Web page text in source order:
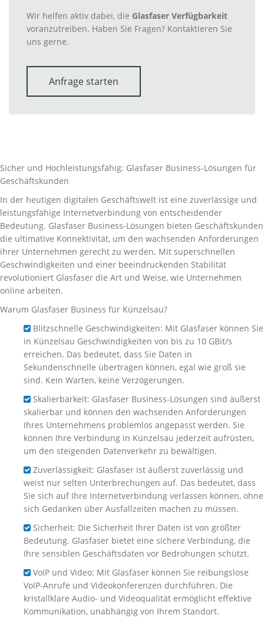
Wir helfen aktiv dabei, die Glasfaser Verfügbarkeit
voranzutreiben. Haben Sie Fragen? Kontaktieren Sie
uns gerne.
Anfrage starten
Sicher und Hochleistungsfähig: Glasfaser Business-Lösungen für
Geschäftskunden
In der heutigen digitalen Geschäftswelt ist eine zuverlässige und
leistungsfähige Internetverbindung von entscheidender
Bedeutung. Glasfaser Business-Lösungen bieten Geschäftskunden
die ultimative Konnektivität, um den wachsenden Anforderungen
ihrer Unternehmen gerecht zu werden. Mit superschnellen
Geschwindigkeiten und einer beeindruckenden Stabilität
revolutioniert Glasfaser die Art und Weise, wie Unternehmen
online arbeiten.
Warum Glasfaser Business für Künzelsau?
Blitzschnelle Geschwindigkeiten: Mit Glasfaser können Sie
in Künzelsau Geschwindigkeiten von bis zu 10 GBit/s
erreichen. Das bedeutet, dass Sie Daten in
Sekundenschnelle übertragen können, egal wie groß sie
sind. Kein Warten, keine Verzögerungen.
Skalierbarkeit: Glasfaser Business-Lösungen sind äußerst
skalierbar und können den wachsenden Anforderungen
Ihres Unternehmens problemlos angepasst werden. Sie
können Ihre Verbindung in Künzelsau jederzeit aufrüsten,
um den steigenden Datenverkehr zu bewältigen.
Zuverlässigkeit: Glasfaser ist äußerst zuverlässig und
weist nur selten Unterbrechungen auf. Das bedeutet, dass
Sie sich auf Ihre Internetverbindung verlassen können, ohne
sich Gedanken über Ausfallzeiten machen zu müssen.
Sicherheit: Die Sicherheit Ihrer Daten ist von größter
Bedeutung. Glasfaser bietet eine sichere Verbindung, die
Ihre sensiblen Geschäftsdaten vor Bedrohungen schützt.
VoIP und Video: Mit Glasfaser können Sie reibungslose
VoIP-Anrufe und Videokonferenzen durchführen. Die
kristallklare Audio- und Videoqualität ermöglicht effektive
Kommunikation, unabhängig von Ihrem Standort.